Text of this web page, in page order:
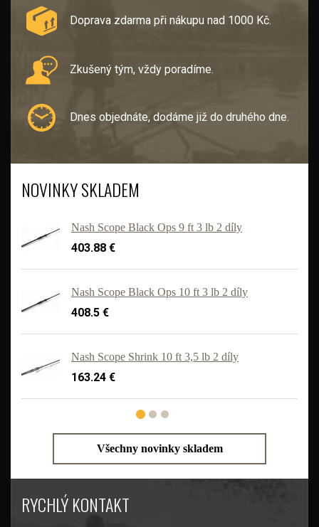
Doprava zdarma při nákupu nad 1000 Kč.
Zkušený tým, vždy poradíme.
Dnes objednáte, dodáme již do druhého dne.
NOVINKY SKLADEM
Nash Scope Black Ops 9 ft 3 lb 2 díly
403.88 €
Nash Scope Black Ops 10 ft 3 lb 2 díly
408.5 €
Nash Scope Shrink 10 ft 3,5 lb 2 díly
163.24 €
Všechny novinky skladem
RYCHLÝ KONTAKT